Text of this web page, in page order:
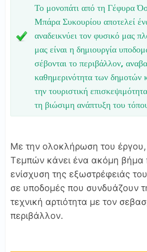
Το μονοπάτι από τη Γέφυρα
Μπάρα Συκουρίου αποτελεί
αναδεικνύει τον φυσικό μας
μας είναι η δημιουργία
σέβονται το περιβάλλον,
καθημερινότητα των δημοτών
την τουριστική
τη βιώσιμη ανάπτυξη του
Με την ολοκλήρωση του
Τεμπών κάνει ένα ακόμη βήμα
ενίσχυση της εξωστρέφειάς
σε υποδομές που συνδυάζουν
τεχνική αρτιότητα με τον
περιβάλλον.